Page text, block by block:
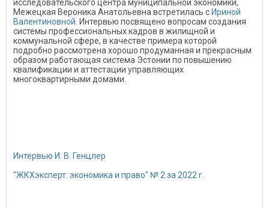
исследовательского центра муниципальной экономики,
Межецкая Вероника Анатольевна встретилась с Ириной
Валентиновной . Интервью посвящено вопросам создания
системы профессиональных кадров в жилищной и
коммунальной сфере, в качестве примера которой
подробно рассмотрена хорошо продуманная и прекрасным
образом работающая система Эстонии по повышению
квалификации и аттестации управляющих
многоквартирными домами.
Интервью И. В. Генцлер
"ЖКХэксперт: экономика и право" № 2 за 2022 г.